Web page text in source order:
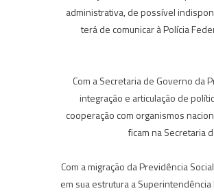
administrativa, de possível
terá de comunicar à Polícia
Com a Secretaria de Governo da
integração e articulação de
cooperação com organismos
ficam na Secretaria
Com a migração da Previdência
em sua estrutura a